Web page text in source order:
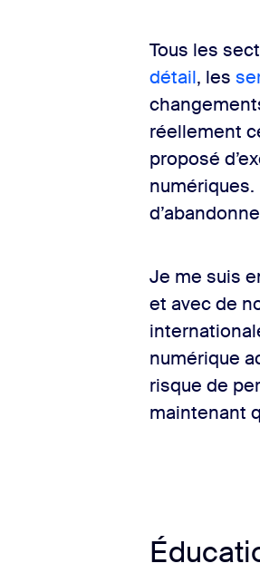
Tous les
détail, les
réellement
proposé
Je me suis
et avec de
numérique
risque de
maintenant